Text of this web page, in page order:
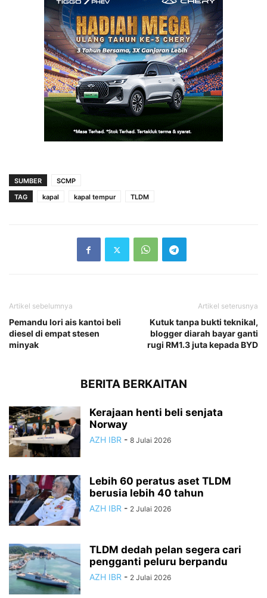
SUMBER
SCMP
TAG
kapal kapal tempur TLDM
Artikel sebelumnya
Pemandu lori ais kantoi beli
diesel di empat stesen
minyak
Artikel seterusnya
Kutuk tanpa bukti teknikal,
blogger diarah bayar ganti
rugi RM1.3 juta kepada BYD
BERITA BERKAITAN
Kerajaan henti beli senjata
Norway
AZH IBR - 8 Julai 2026
Lebih 60 peratus aset TLDM
berusia lebih 40 tahun
AZH IBR - 2 Julai 2026
TLDM dedah pelan segera cari
pengganti peluru berpandu
AZH IBR - 2 Julai 2026